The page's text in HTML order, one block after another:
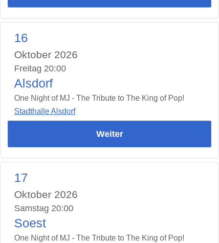
16
Oktober 2026
Freitag 20:00
Alsdorf
One Night of MJ - The Tribute to The King of Pop!
Stadthalle Alsdorf
Weiter
17
Oktober 2026
Samstag 20:00
Soest
One Night of MJ - The Tribute to The King of Pop!